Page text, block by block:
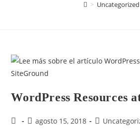
> Uncategorized
WordPress Resources
AutorPublicación
agosto 15, 2018
Categoría